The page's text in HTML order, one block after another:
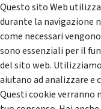
Questo sito Web
durante la navigazione
come necessari
sono essenziali per il
del sito web.
aiutano ad analizzare e
Questi cookie